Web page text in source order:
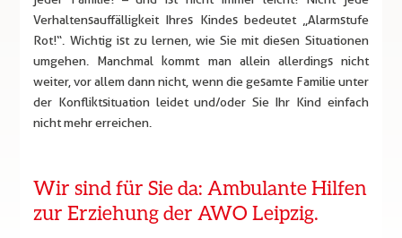
Verhaltensauffälligkeit Ihres Kindes bedeutet „Alarmstufe
Rot!“. Wichtig ist zu lernen, wie Sie mit diesen Situationen
umgehen. Manchmal kommt man allein allerdings nicht
weiter, vor allem dann nicht, wenn die gesamte Familie unter
der Konfliktsituation leidet und/oder Sie Ihr Kind einfach
nicht mehr erreichen.
Wir sind für Sie da: Ambulante Hilfen
zur Erziehung der AWO Leipzig.